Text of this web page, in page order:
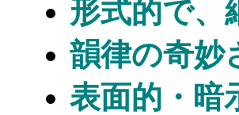
形式的で、
韻律の奇妙
表面的・暗